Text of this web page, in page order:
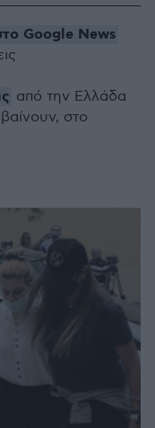
Google News
από την Ελλάδα
στο